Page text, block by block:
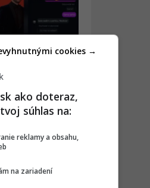
aký máš strih na
nekončí,
správy,
škandálu z VIP
ako doteraz,
súhlas na:
reklamy a obsahu,
na zariadení
cookies →